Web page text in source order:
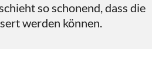
so schonend, dass die
werden können.